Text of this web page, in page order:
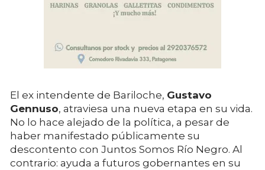
El ex intendente de Bariloche, Gustavo
Gennuso, atraviesa una nueva etapa en su vida.
No lo hace alejado de la política, a pesar de
haber manifestado públicamente su
descontento con Juntos Somos Río Negro. Al
contrario: ayuda a futuros gobernantes en su